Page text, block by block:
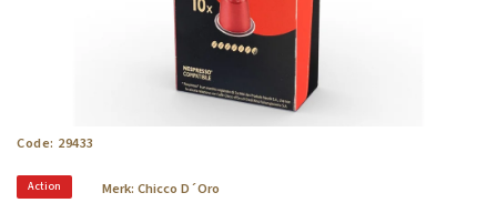
Code: 29433
Action Merk: Chicco D´Oro